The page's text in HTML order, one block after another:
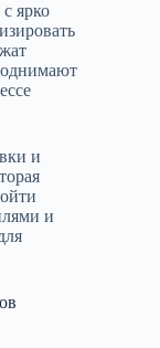
ярко
и
и